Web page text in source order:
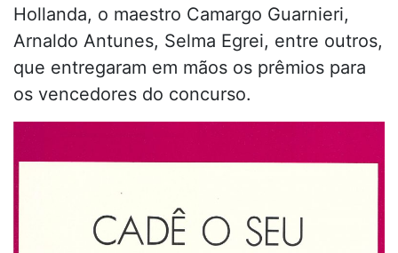
Hollanda, o maestro Camargo Guarnieri,
Arnaldo Antunes, Selma Egrei, entre outros,
que entregaram em mãos os prêmios para
os vencedores do concurso.